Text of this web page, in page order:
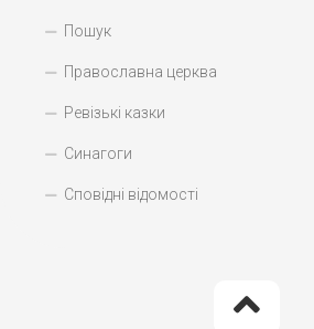
Пошук
Православна церква
Ревізькі казки
Синагоги
Сповідні відомості